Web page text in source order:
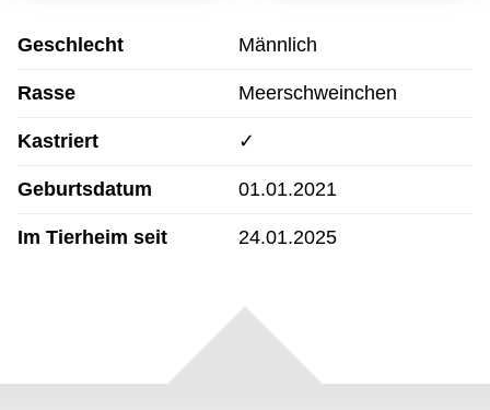
Geschlecht Männlich
Rasse Meerschweinchen
Kastriert ✓
Geburtsdatum 01.01.2021
Im Tierheim seit 24.01.2025